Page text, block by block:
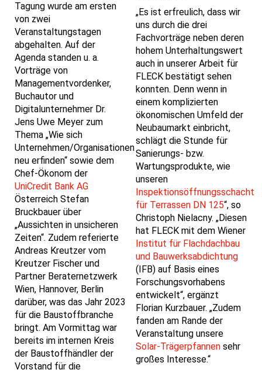
Tagung wurde am ersten
von zwei
Veranstaltungstagen
abgehalten. Auf der
Agenda standen u. a.
Vorträge von
Managementvordenker,
Buchautor und
Digitalunternehmer Dr.
Jens Uwe Meyer zum
Thema „Wie sich
Unternehmen/Organisationen
neu erfinden“ sowie dem
Chef-Ökonom der
UniCredit Bank AG
Österreich Stefan
Bruckbauer über
„Aussichten in unsicheren
Zeiten“. Zudem referierte
Andreas Kreutzer vom
Kreutzer Fischer und
Partner Beraternetzwerk
Wien, Hannover, Berlin
darüber, was das Jahr 2023
für die Baustoffbranche
bringt. Am Vormittag war
bereits im internen Kreis
der Baustoffhändler der
Vorstand für die
„Es ist erfreulich, dass wir
uns durch die drei
Fachvorträge neben deren
hohem Unterhaltungswert
auch in unserer Arbeit für
FLECK bestätigt sehen
konnten. Denn wenn in
einem komplizierten
ökonomischen Umfeld der
Neubaumarkt einbricht,
schlägt die Stunde für
Sanierungs- bzw.
Wartungsprodukte, wie
unseren
Inspektionsöffnungsschacht
für Terrassen DN 125“, so
Christoph Nielacny. „Diesen
hat FLECK mit dem Wiener
Institut für Flachdachbau
und Bauwerksabdichtung
(IFB) auf Basis eines
Forschungsvorhabens
entwickelt“, ergänzt
Florian Kurzbauer. „Zudem
fanden am Rande der
Veranstaltung unsere
Solar-Trägerpfannensehr
großes Interesse.“